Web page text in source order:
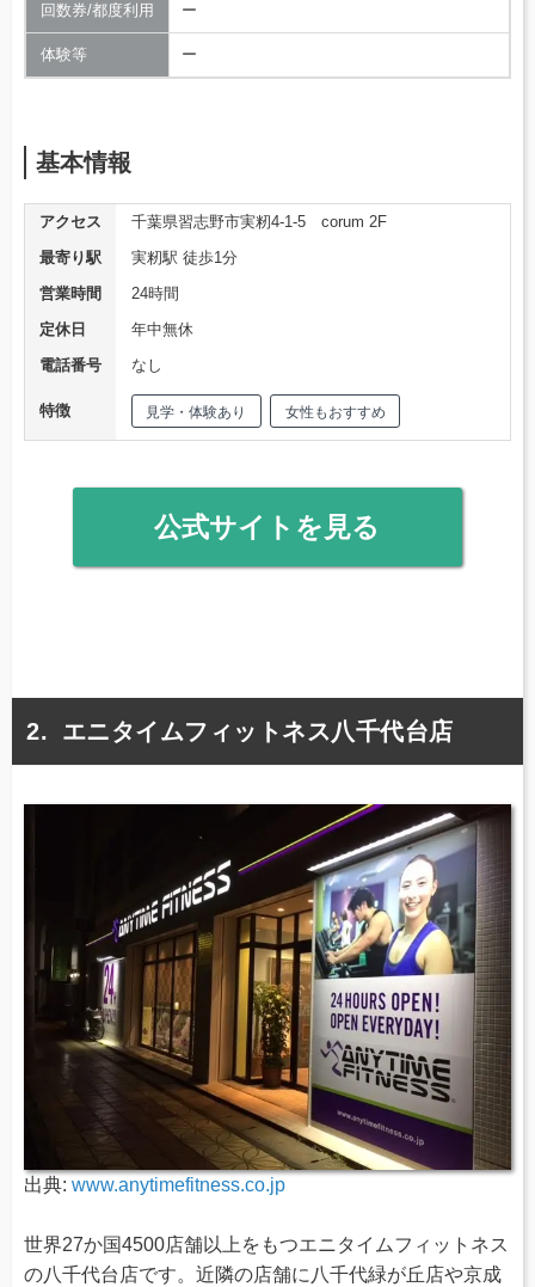
回数券/都度利用 ー
体験等 ー
基本情報
アクセス
千葉県習志野市実籾4-1-5 corum 2F
最寄り駅
実籾駅 徒歩1分
営業時間
24時間
定休日
年中無休
電話番号
なし
特徴 見学・体験あり 女性もおすすめ
公式サイトを見る
エニタイムフィットネス八千代台店
出典: www.anytimefitness.co.jp
世界27か国4500店舗以上をもつエニタイムフィットネス
の八千代台店です。近隣の店舗に八千代緑が丘店や京成